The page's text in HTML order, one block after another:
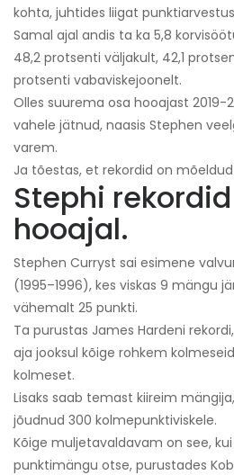
kohta, juhtides liigat
Samal ajal andis ta ka 5,8
48,2 protsenti väljakult, 42,1
protsenti vabaviskejoonelt.
Olles suurema osa hooajast 2019-
vahele jätnud, naasis Stephen
varem.
Ja tõestas, et rekordid on
Stephi
hooajal.
Stephen Curryst sai esimene
(1995–1996), kes viskas 9 mängu
vähemalt 25 punkti.
Ta purustas James Hardeni
aja jooksul kõige rohkem
kolmeset.
Lisaks saab temast kiireim
jõudnud 300 kolmepunktiviskele.
Kõige muljetavaldavam on see, kui
punktimängu otse, purustades